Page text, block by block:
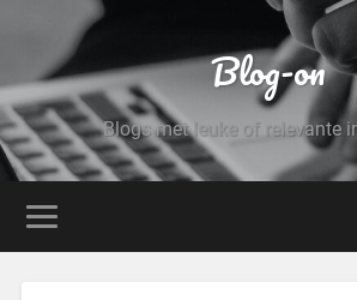
Blog-on
Blogs met leuke of relevante